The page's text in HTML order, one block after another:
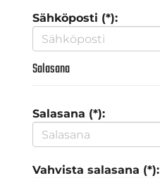
Sähköposti (*):
Salasana
Salasana (*):
Vahvista salasana (*):